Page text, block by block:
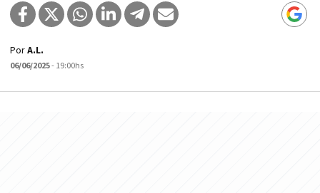
PorA.L.
06/06/2025- 19:00hs